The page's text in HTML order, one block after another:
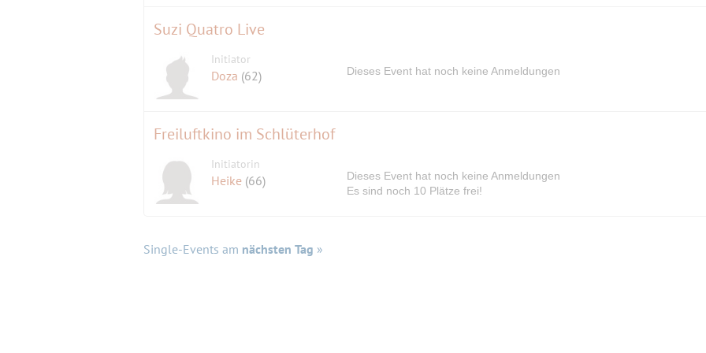
Suzi Quatro Live
Initiator
Doza (62) Dieses Event hat noch keine Anmeldungen
Freiluftkino im Schlüterhof
Initiatorin
Heike (66)
Dieses Event hat noch keine Anmeldungen
Es sind noch 10 Plätze frei!
Single-Events am nächsten Tag »